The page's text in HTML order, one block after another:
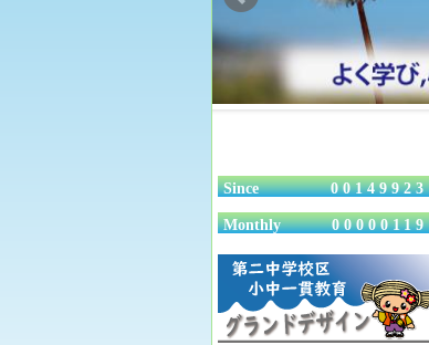
Since 00149923
Monthly 00000119